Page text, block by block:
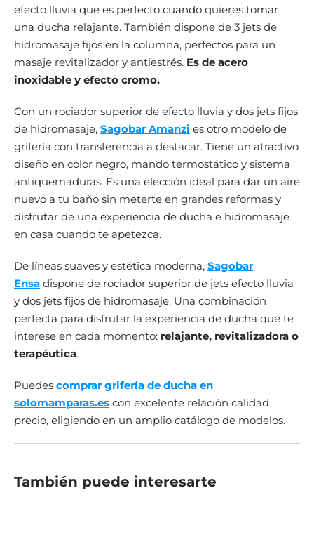
efecto lluvia que es perfecto cuando quieres tomar
una ducha relajante. También dispone de 3 jets de
hidromasaje fijos en la columna, perfectos para un
masaje revitalizador y antiestrés. Es de acero
inoxidable y efecto cromo.
Con un rociador superior de efecto lluvia y dos jets fijos
de hidromasaje, Sagobar Amanzi es otro modelo de
grifería con transferencia a destacar. Tiene un atractivo
diseño en color negro, mando termostático y sistema
antiquemaduras. Es una elección ideal para dar un aire
nuevo a tu baño sin meterte en grandes reformas y
disfrutar de una experiencia de ducha e hidromasaje
en casa cuando te apetezca.
De líneas suaves y estética moderna, Sagobar
Ensa dispone de rociador superior de jets efecto lluvia
y dos jets fijos de hidromasaje. Una combinación
perfecta para disfrutar la experiencia de ducha que te
interese en cada momento: relajante, revitalizadora o
terapéutica.
Puedes comprar grifería de ducha en
solomamparas.es con excelente relación calidad
precio, eligiendo en un amplio catálogo de modelos.
También puede interesarte